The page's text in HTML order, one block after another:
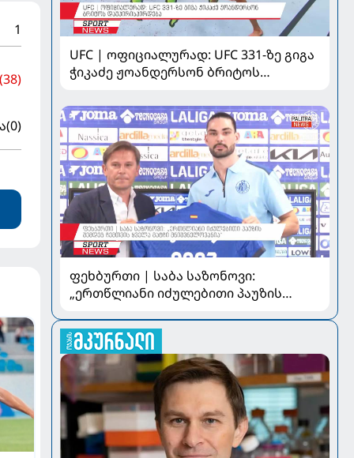
1
(0)
UFC | ოფიციალურად: UFC 331-ზე გიგა
ჭიკაძე ჟოანდერსონ ბრიტოს
ფეხბურთი | საბა საზონოვი:
„ერთწლიანი იძულებითი პაუზის
მნიშვნელოვანია“